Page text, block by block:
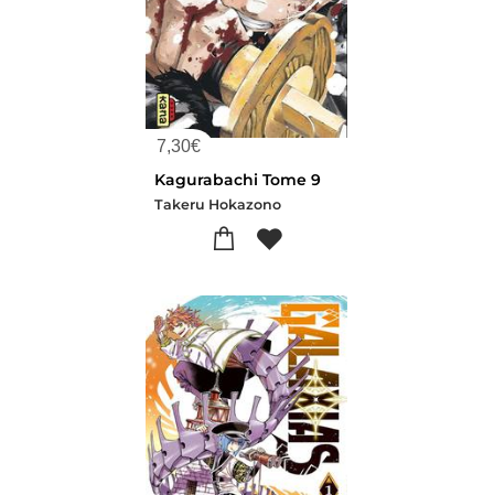
7,30€
Kagurabachi Tome 9
Takeru Hokazono